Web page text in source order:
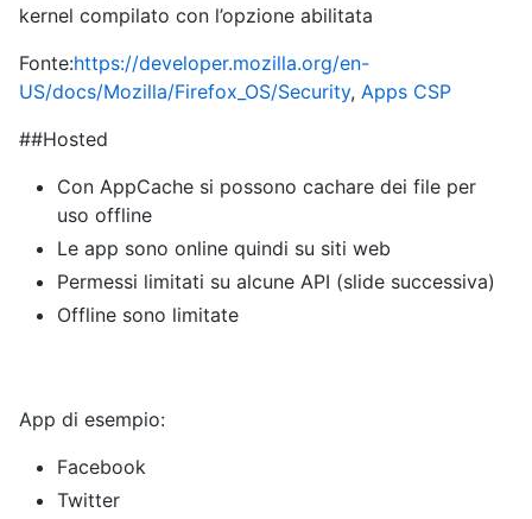
kernel compilato con l’opzione abilitata
Fonte:https://developer.mozilla.org/en-
US/docs/Mozilla/Firefox_OS/Security, Apps CSP
##Hosted
Con AppCache si possono cachare dei file per
uso offline
Le app sono online quindi su siti web
Permessi limitati su alcune API (slide successiva)
Offline sono limitate
App di esempio:
Facebook
Twitter